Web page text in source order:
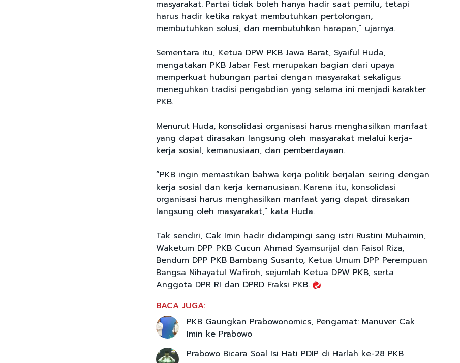
masyarakat. Partai tidak boleh hanya hadir saat pemilu, tetapi
harus hadir ketika rakyat membutuhkan pertolongan,
membutuhkan solusi, dan membutuhkan harapan,” ujarnya.
Sementara itu, Ketua DPW PKB Jawa Barat, Syaiful Huda,
mengatakan PKB Jabar Fest merupakan bagian dari upaya
memperkuat hubungan partai dengan masyarakat sekaligus
meneguhkan tradisi pengabdian yang selama ini menjadi karakter
PKB.
Menurut Huda, konsolidasi organisasi harus menghasilkan manfaat
yang dapat dirasakan langsung oleh masyarakat melalui kerja-
kerja sosial, kemanusiaan, dan pemberdayaan.
“PKB ingin memastikan bahwa kerja politik berjalan seiring dengan
kerja sosial dan kerja kemanusiaan. Karena itu, konsolidasi
organisasi harus menghasilkan manfaat yang dapat dirasakan
langsung oleh masyarakat,” kata Huda.
Tak sendiri, Cak Imin hadir didampingi sang istri Rustini Muhaimin,
Waketum DPP PKB Cucun Ahmad Syamsurijal dan Faisol Riza,
Bendum DPP PKB Bambang Susanto, Ketua Umum DPP Perempuan
Bangsa Nihayatul Wafiroh, sejumlah Ketua DPW PKB, serta
Anggota DPR RI dan DPRD Fraksi PKB.
BACA JUGA:
PKB Gaungkan Prabowonomics, Pengamat: Manuver Cak
Imin ke Prabowo
Prabowo Bicara Soal Isi Hati PDIP di Harlah ke-28 PKB